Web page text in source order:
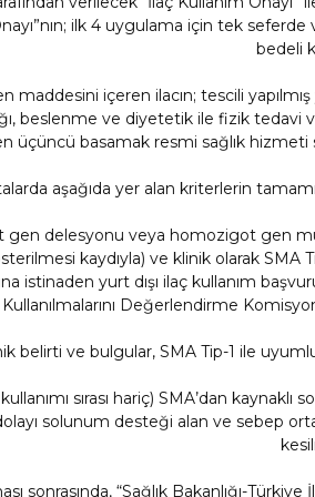
ilk 4 uygulama için tek
bedeli
maddesini içeren ilacın; tescili
beslenme ve diyetetik ile fizik
üçüncü basamak resmi sağlık hizmeti
aşağıda yer alan kriterlerin
gen delesyonu veya homozigot gen
kaydıyla) ve klinik olarak
istinaden yurt dışı ilaç kullanım
Değerlendirme
belirti ve bulgular, SMA Tip-1 ile
kullanımı sırası hariç) SMA’dan
solunum desteği alan ve sebep
sonrasında, “Sağlık Bakanlığı-